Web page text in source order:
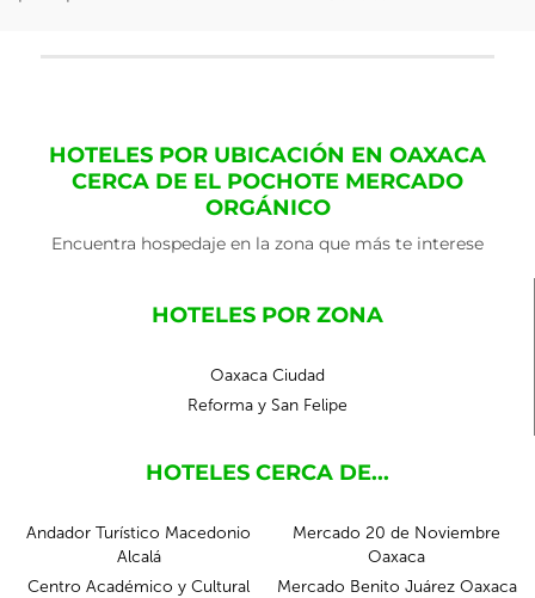
HOTELES POR UBICACIÓN EN OAXACA
CERCA DE EL POCHOTE MERCADO
ORGÁNICO
Encuentra hospedaje en la zona que más te interese
HOTELES POR ZONA
Oaxaca Ciudad
Reforma y San Felipe
HOTELES CERCA DE...
Andador Turístico Macedonio
Alcalá
Centro Académico y Cultural
Mercado 20 de Noviembre
Oaxaca
Mercado Benito Juárez Oaxaca